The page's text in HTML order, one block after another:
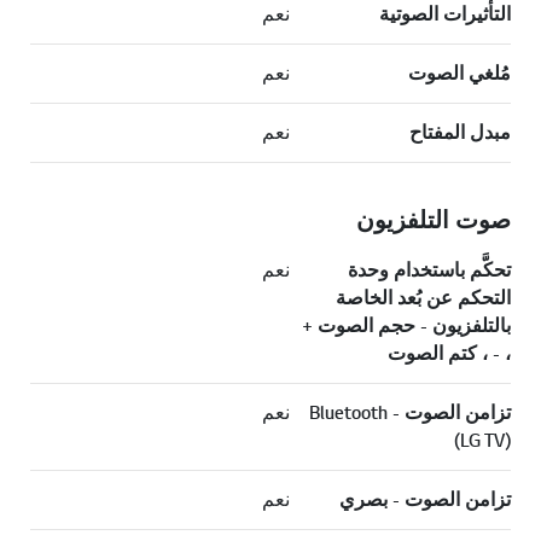
التأثيرات الصوتية نعم
مُلغي الصوت نعم
مبدل المفتاح نعم
صوت التلفزيون
تحكَّم باستخدام وحدة
التحكم عن بُعد الخاصة
بالتلفزيون - حجم الصوت +
، - ، كتم الصوت
نعم
تزامن الصوت - Bluetooth
(LG TV)
نعم
تزامن الصوت - بصري نعم